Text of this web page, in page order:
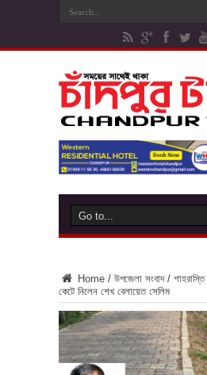
Home / উপজেলা সংবাদ / শাহরাস্তি
কেটে নিলেন শেখ বেলায়েত সেলিম